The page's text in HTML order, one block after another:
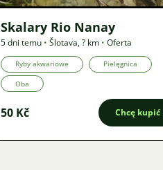
Skalary Rio Nanay
5 dni temu • Šlotava,? km • Oferta
Ryby akwariowe Pielęgnica
Oba
50 Kč Chcę kupić